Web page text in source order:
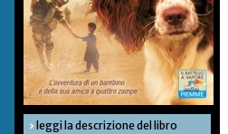
› leggi la descrizione del libro